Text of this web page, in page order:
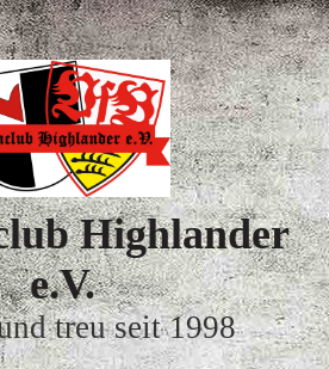
Highlander
e.V.
treu seit 1998